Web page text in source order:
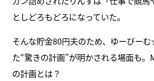
としどろもどろになっていた。
そんな貯金80円夫のため、ゆーびー
た“驚きの計画”が明かされる場面も。
の計画とは？